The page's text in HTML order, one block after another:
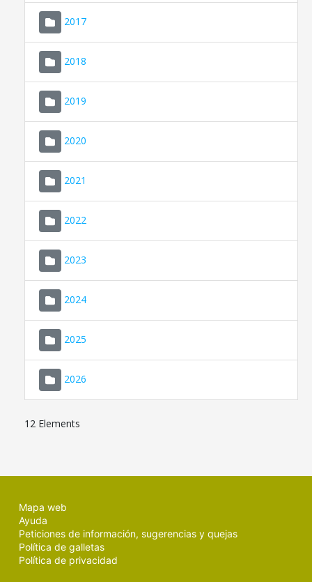
2017
2018
2019
2020
2021
2022
2023
2024
2025
2026
12 Elements
Mapa web
Ayuda
Peticiones de información, sugerencias y quejas
Política de galletas
Política de privacidad